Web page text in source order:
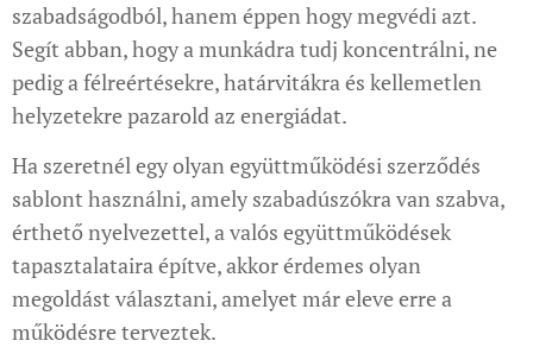
szabadságodból, hanem éppen hogy megvédi azt.
Segít abban, hogy a munkádra tudj koncentrálni, ne
pedig a félreértésekre, határvitákra és kellemetlen
helyzetekre pazarold az energiádat.
Ha szeretnél egy olyan együttműködési szerződés
sablont használni, amely szabadúszókra van szabva,
érthető nyelvezettel, a valós együttműködések
tapasztalataira építve, akkor érdemes olyan
megoldást választani, amelyet már eleve erre a
működésre terveztek.